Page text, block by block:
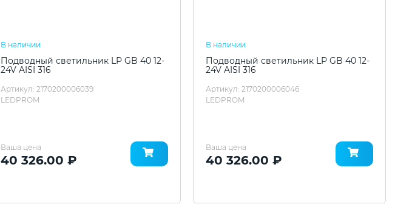
В наличии
Подводный светильник LP GB 40 12-
24V AISI 316
Артикул: 2170200006039
LEDPROM
Ваша цена
40 326.00 ₽
В наличии
Подводный светильник LP GB 40 12-
24V AISI 316
Артикул: 2170200006046
LEDPROM
Ваша цена
40 326.00 ₽